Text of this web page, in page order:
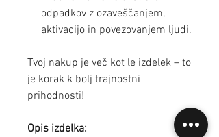
odpadkov z ozaveščanjem,
aktivacijo in povezovanjem ljudi.
Tvoj nakup je več kot le izdelek – to
je korak k bolj trajnostni
prihodnosti!
Opis izdelka: